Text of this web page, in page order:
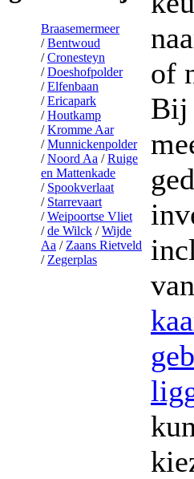
Braasemermeer
Bentwoud
Cronesteyn
Doeshofpolder
Elfenbaan
Ericapark
Houtkamp
Kromme Aar
Munnickenpolder
Noord Aa
Ruige
en Mattenkade
Spookverlaat
Starrevaart
Weipoortse Vliet
de Wilck
Wijde
Aa
Zaans Rietveld
Zegerplas
of
Bij